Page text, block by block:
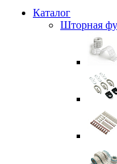
Каталог
Шторная